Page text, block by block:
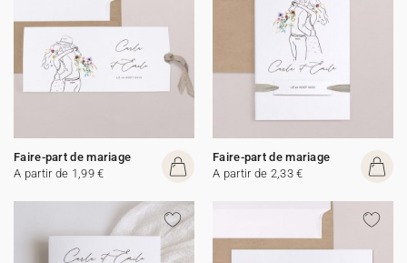
Faire-part de mariage
A partir de 1,99 €
Faire-part de mariage
A partir de 2,33 €